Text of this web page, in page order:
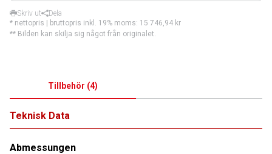
Skriv ut
Dela
* nettopris | bruttopris inkl. 19% moms: 15 746,94 kr
** Bilden kan skilja sig något från originalet.
Tillbehör (4)
Teknisk Data
Abmessungen